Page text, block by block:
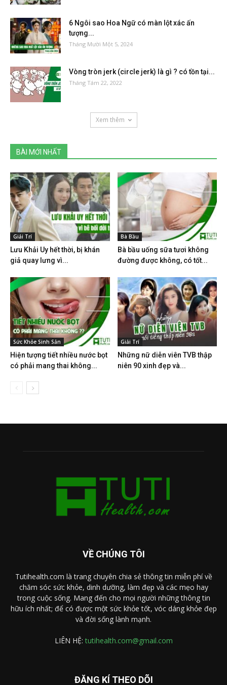
6 Ngôi sao Hoa Ngữ có màn lột xác ấn
tượng...
Tháng Mười Một 5, 2024
Vòng tròn jerk (circle jerk) là gì ? có tồn tại...
Tháng Tám 22, 2022
Xem thêm
BÀI MỚI NHẤT
Giải Trí
Lưu Khải Uy hết thời, bị khán
giả quay lưng vì...
Bà Bầu
Bà bầu uống sữa tươi không
đường được không, có tốt...
Sức Khỏe Sinh Sản
Hiện tượng tiết nhiều nước bọt
có phải mang thai không...
Giải Trí
Những nữ diễn viên TVB thập
niên 90 xinh đẹp và...
VỀ CHÚNG TÔI
Tutihealth.com là trang chuyên chia sẻ thông tin miễn phí về
chăm sóc sức khỏe, dinh dưỡng, làm đẹp và các mẹo hay
trong cuộc sống. Mang đến cho mọi người những thông tin
hữu ích nhất; để có được một sức khỏe tốt, vóc dáng khỏe đẹp
và đời sống lành mạnh.
LIÊN HỆ:tutihealth.com@gmail.com
ĐĂNG KÍ THEO DÕI